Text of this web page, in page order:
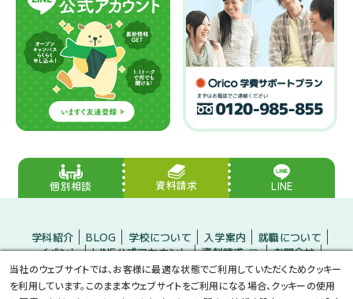
個別相談 資料請求 LINE
学科紹介 BLOG 学校について 入学案内
就職について
イベント
LINE公式アカウント 資料請求
お問合せ
入学をお考えの方
保護者の方
企業の方
小・中学生のみなさんへ
プライバシーポリシー サイトマップ
当社のウェブサイトでは、お客様に最適な状態でご利用していただくためクッキー
を利用しています。このまま本ウェブサイトをご利用になる場合、クッキーの使用